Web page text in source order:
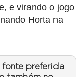
e virando o jogo
Horta na
fonte preferida